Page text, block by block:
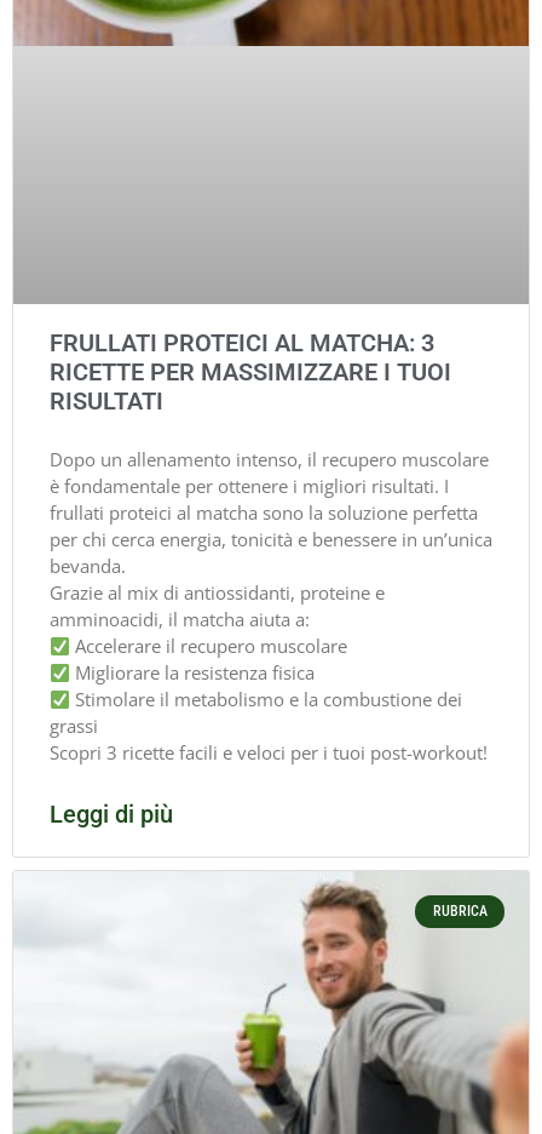
FRULLATI PROTEICI AL MATCHA: 3
RICETTE PER MASSIMIZZARE I TUOI
RISULTATI
Dopo un allenamento intenso, il recupero muscolare
è fondamentale per ottenere i migliori risultati. I
frullati proteici al matcha sono la soluzione perfetta
per chi cerca energia, tonicità e benessere in un’unica
bevanda.
Grazie al mix di antiossidanti, proteine e
amminoacidi, il matcha aiuta a:
Accelerare il recupero muscolare
Migliorare la resistenza fisica
Stimolare il metabolismo e la combustione dei
grassi
Scopri 3 ricette facili e veloci per i tuoi post-workout!
Leggi di più
RUBRICA